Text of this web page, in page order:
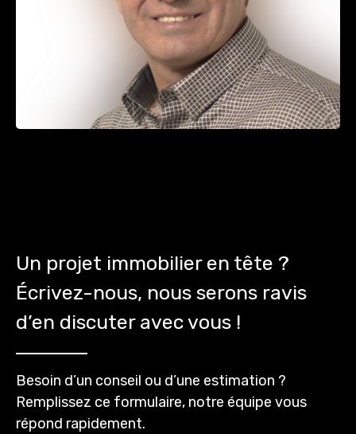
Un projet immobilier en tête ?
Écrivez-nous, nous serons ravis
d’en discuter avec vous !
Besoin d’un conseil ou d’une estimation ?
Remplissez ce formulaire, notre équipe vous
répond rapidement.